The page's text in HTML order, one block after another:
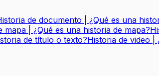
de documento | ¿Qué es una
mapa | ¿Qué es una historia de mapa?
de título o texto?Historia de video |